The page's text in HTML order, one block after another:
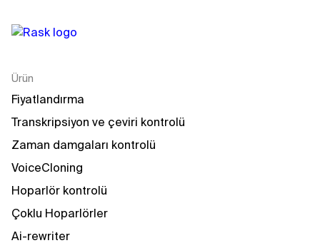
Ürün
Fiyatlandırma
Transkripsiyon ve çeviri kontrolü
Zaman damgaları kontrolü
VoiceCloning
Hoparlör kontrolü
Çoklu Hoparlörler
Ai-rewriter